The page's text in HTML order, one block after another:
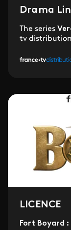
Drama
The series
tv
LICENCE
Fort Boyard :